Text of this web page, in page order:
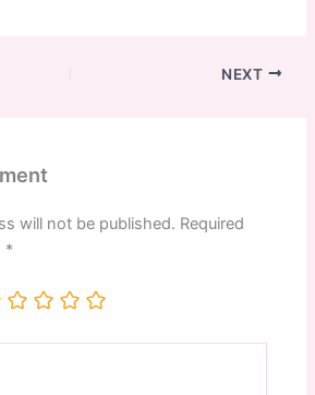
NEXT
will not be published. Required
*